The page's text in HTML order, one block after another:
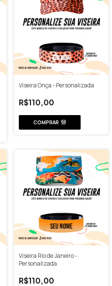
Viseira Onça - Personalizada
R$110,00
COMPRAR
Viseira Rio de Janeiro -
Personalizada
R$110,00